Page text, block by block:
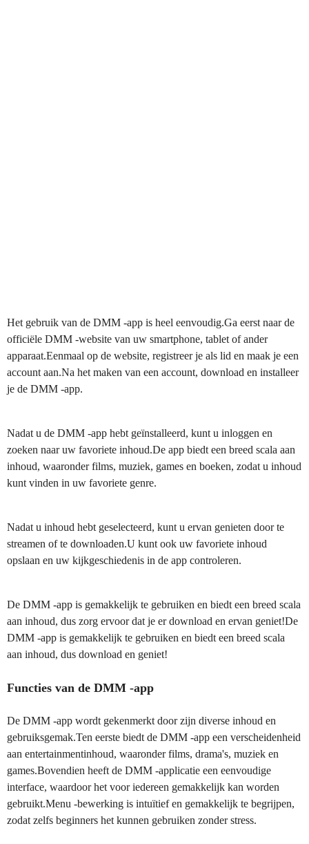
Het gebruik van de DMM -app is heel eenvoudig.Ga eerst naar de
officiële DMM -website van uw smartphone, tablet of ander
apparaat.Eenmaal op de website, registreer je als lid en maak je een
account aan.Na het maken van een account, download en installeer
je de DMM -app.
Nadat u de DMM -app hebt geïnstalleerd, kunt u inloggen en
zoeken naar uw favoriete inhoud.De app biedt een breed scala aan
inhoud, waaronder films, muziek, games en boeken, zodat u inhoud
kunt vinden in uw favoriete genre.
Nadat u inhoud hebt geselecteerd, kunt u ervan genieten door te
streamen of te downloaden.U kunt ook uw favoriete inhoud
opslaan en uw kijkgeschiedenis in de app controleren.
De DMM -app is gemakkelijk te gebruiken en biedt een breed scala
aan inhoud, dus zorg ervoor dat je er download en ervan geniet!De
DMM -app is gemakkelijk te gebruiken en biedt een breed scala
aan inhoud, dus download en geniet!
Functies van de DMM -app
De DMM -app wordt gekenmerkt door zijn diverse inhoud en
gebruiksgemak.Ten eerste biedt de DMM -app een verscheidenheid
aan entertainmentinhoud, waaronder films, drama's, muziek en
games.Bovendien heeft de DMM -applicatie een eenvoudige
interface, waardoor het voor iedereen gemakkelijk kan worden
gebruikt.Menu -bewerking is intuïtief en gemakkelijk te begrijpen,
zodat zelfs beginners het kunnen gebruiken zonder stress.